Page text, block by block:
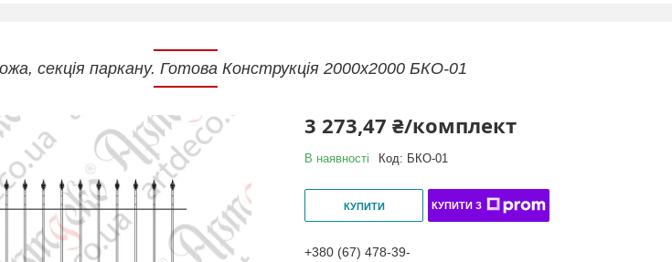
секція паркану. Готова Конструкція 2000х2000 БКО-01
3 273,47 ₴/комплект
В наявності Код: БКО-01
КУПИТИ КУПИТИ З
+380 (67) 478-39-